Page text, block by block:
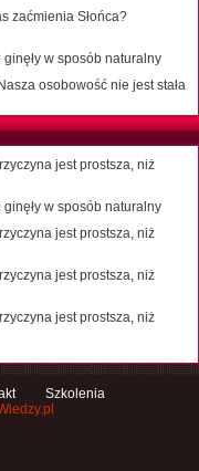
zaćmienia Słońca?
w sposób naturalny
osobowość nie jest stała
jest prostsza, niż
w sposób naturalny
jest prostsza, niż
jest prostsza, niż
jest prostsza, niż
Szkolenia